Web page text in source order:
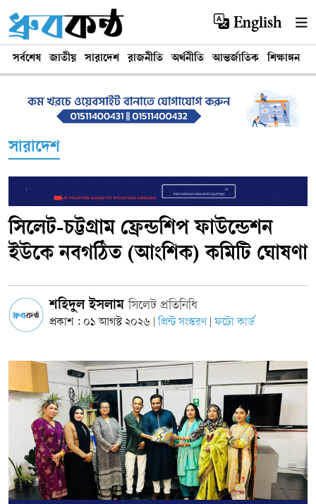
English
সর্বশেষ জাতীয় সারাদেশ রাজনীতি অর্থনীতি আন্তর্জাতিক শিক্ষাঙ্গন
সারাদেশ
সিলেট-চট্টগ্রাম ফ্রেন্ডশিপ ফাউন্ডেশন
ইউকে নবগঠিত (আংশিক) কমিটি ঘোষণা
শহিদুল ইসলামসিলেট প্রতিনিধি
প্রকাশ : ০১ আগস্ট ২০২৬ প্রিন্ট সংস্করণ ফটো কার্ড